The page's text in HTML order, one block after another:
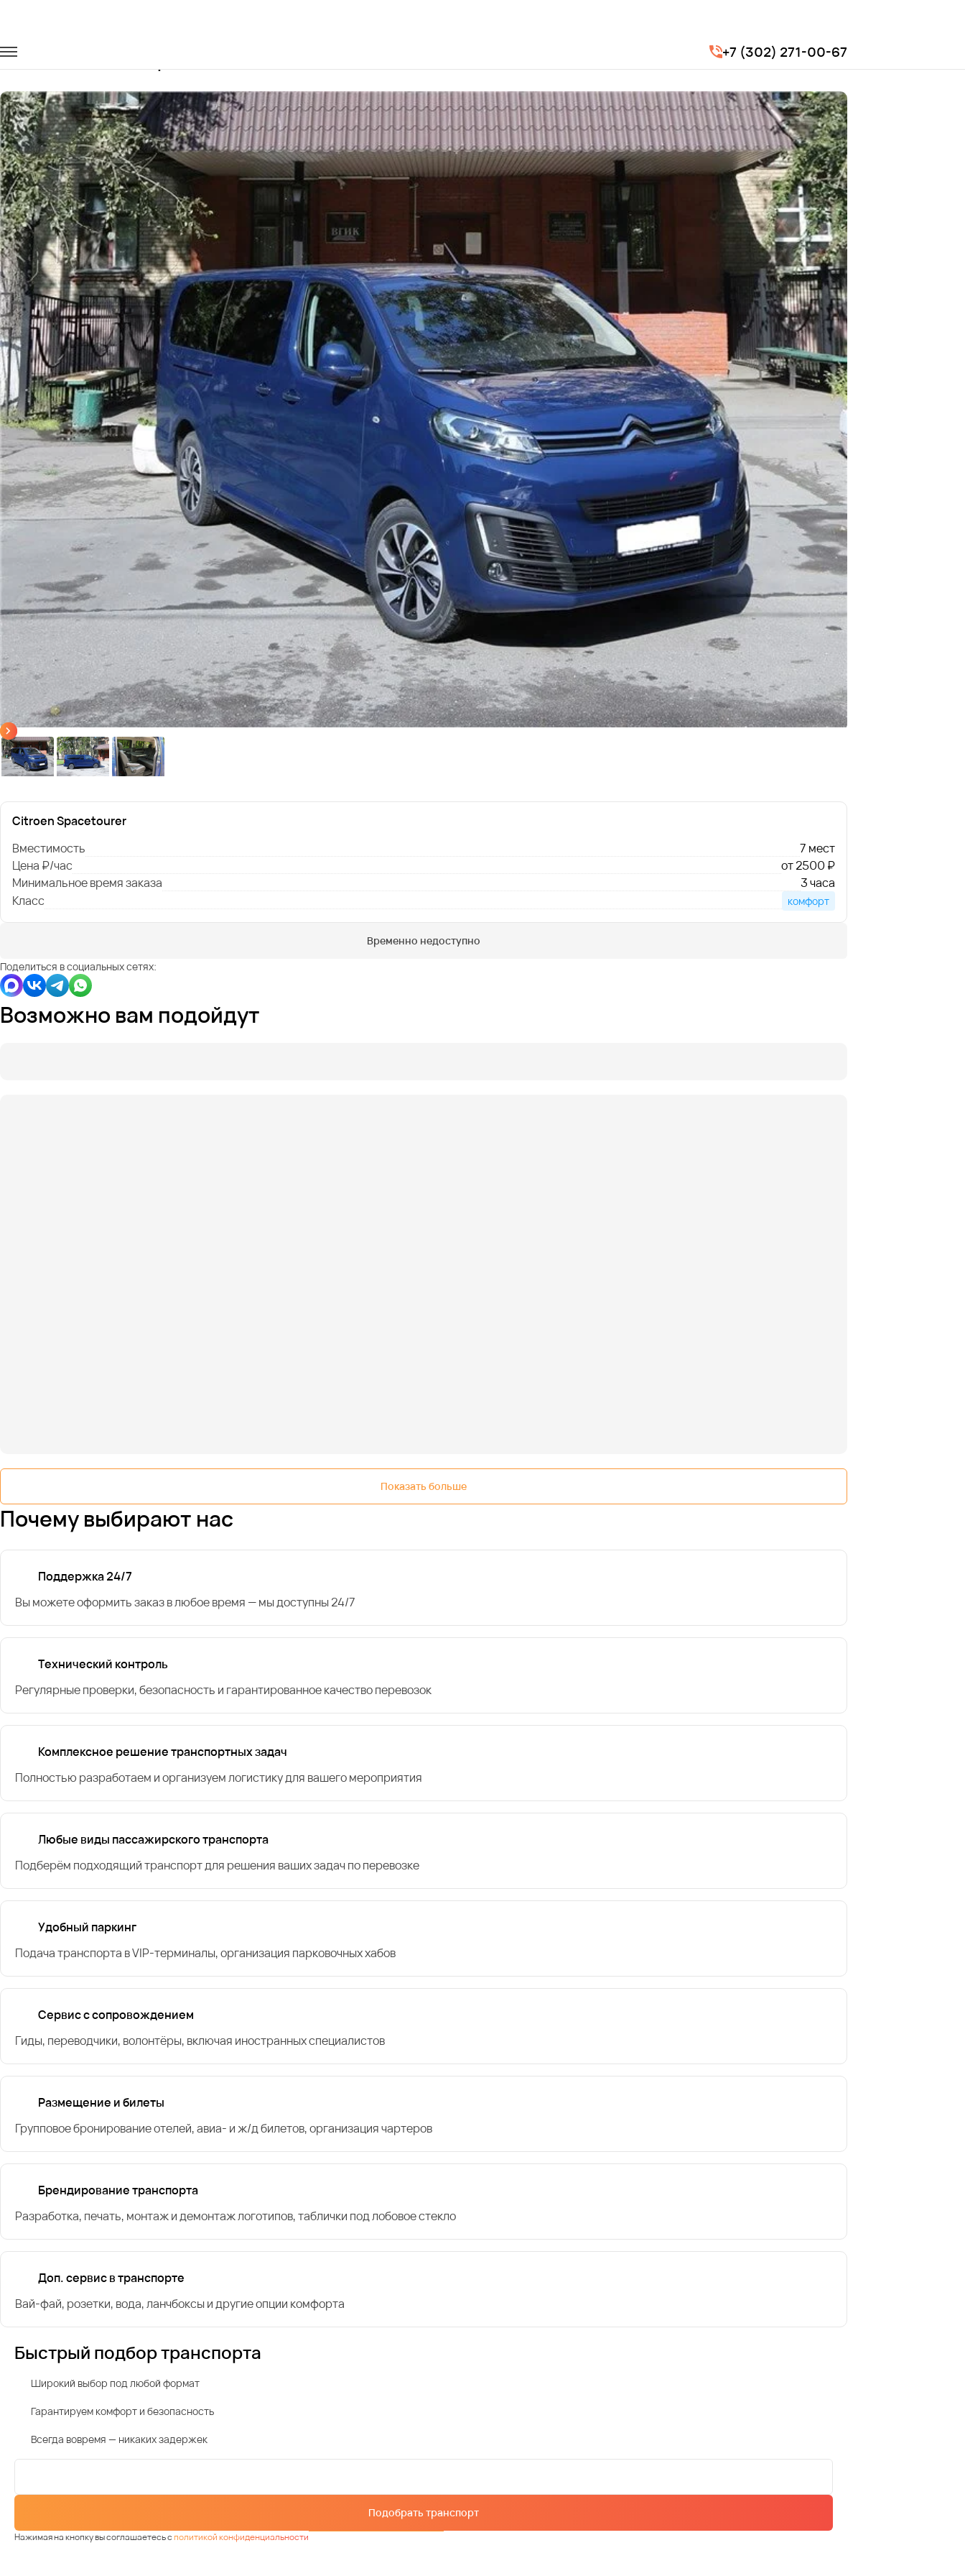
+7 (302) 271-00-67
Заказать Citroen Spacetourer с водителем в Чите
Citroen Spacetourer
Вместимость
7 мест
Цена ₽/час
от 2500 ₽
Минимальное время заказа
3 часа
Класс
комфорт
Временно недоступно
Поделиться в социальных сетях:
Возможно вам подойдут
Показать больше
Почему выбирают нас
Поддержка 24/7
Вы можете оформить заказ в любое время — мы доступны 24/7
Технический контроль
Регулярные проверки, безопасность и гарантированное качество перевозок
Комплексное решение транспортных задач
Полностью разработаем и организуем логистику для вашего мероприятия
Любые виды пассажирского транспорта
Подберём подходящий транспорт для решения ваших задач по перевозке
Удобный паркинг
Подача транспорта в VIP-терминалы, организация парковочных хабов
Сервис с сопровождением
Гиды, переводчики, волонтёры, включая иностранных специалистов
Размещение и билеты
Групповое бронирование отелей, авиа- и ж/д билетов, организация чартеров
Брендирование транспорта
Разработка, печать, монтаж и демонтаж логотипов, таблички под лобовое стекло
Доп. сервис в транспорте
Вай-фай, розетки, вода, ланчбоксы и другие опции комфорта
Быстрый подбор транспорта
Широкий выбор под любой формат
Гарантируем комфорт и безопасность
Всегда вовремя — никаких задержек
Подобрать транспорт
Нажимая на кнопку вы соглашаетесь сполитикой конфиденциальности